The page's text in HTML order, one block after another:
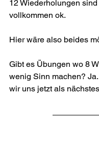
12 Wiederholungen
vollkommen ok.
Hier wäre also beides
Gibt es Übungen wo 8
wenig Sinn machen?
wir uns jetzt als